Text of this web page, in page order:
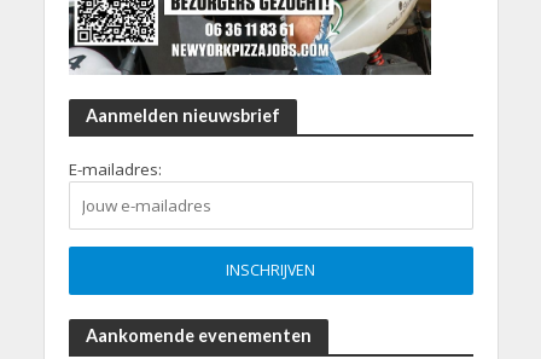
Aanmelden nieuwsbrief
E-mailadres:
Aankomende evenementen